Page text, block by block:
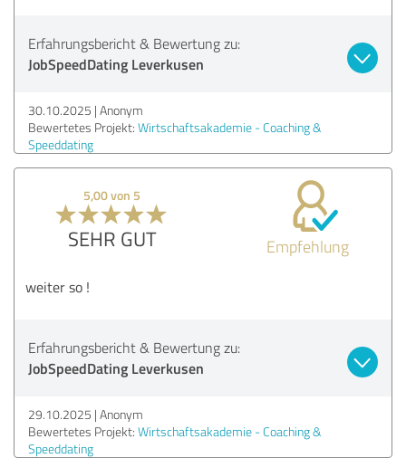
Erfahrungsbericht & Bewertung zu:
JobSpeedDating Leverkusen
30.10.2025 Anonym
Bewertetes Projekt: Wirtschaftsakademie - Coaching &
Speeddating
5,00 von 5
SEHR GUT Empfehlung
weiter so !
Erfahrungsbericht & Bewertung zu:
JobSpeedDating Leverkusen
29.10.2025 Anonym
Bewertetes Projekt: Wirtschaftsakademie - Coaching &
Speeddating